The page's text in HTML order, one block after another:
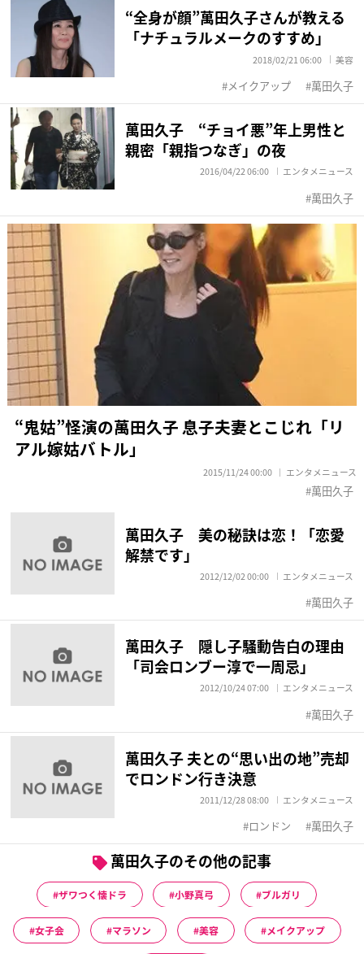
“全身が顔”萬田久子さんが教える
「ナチュラルメークのすすめ」
2018/02/21 06:00 美容
メイクアップ 萬田久子
萬田久子 “チョイ悪”年上男性と
親密「親指つなぎ」の夜
2016/04/22 06:00 エンタメニュース
萬田久子
“鬼姑”怪演の萬田久子 息子夫妻とこじれ「リ
アル嫁姑バトル」
2015/11/24 00:00 エンタメニュース
萬田久子
萬田久子 美の秘訣は恋！「恋愛
解禁です」
2012/12/02 00:00 エンタメニュース
萬田久子
萬田久子 隠し子騒動告白の理由
「司会ロンブー淳で一周忌」
2012/10/24 07:00 エンタメニュース
萬田久子
萬田久子 夫との“思い出の地”売却
でロンドン行き決意
2011/12/28 08:00 エンタメニュース
ロンドン 萬田久子
萬田久子のその他の記事
ザワつく懐ドラ 小野真弓 ブルガリ
女子会 マラソン 美容 メイクアップ